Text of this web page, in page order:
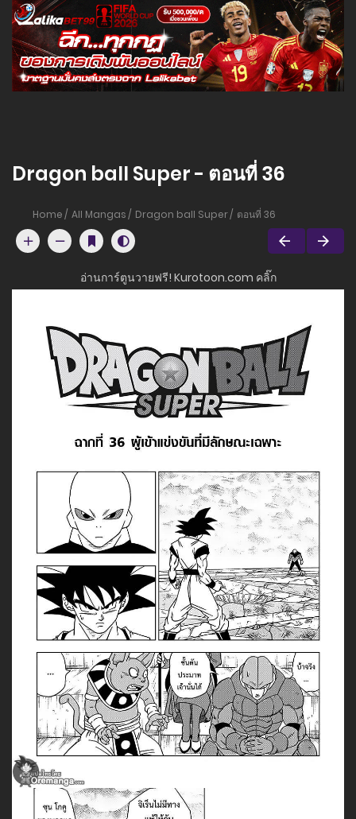
Dragon ball Super - ตอนที่ 36
Home All Mangas Dragon ball Super ตอนที่ 36
อ่านการ์ตูนวายฟรี! Kurotoon.com คลิ๊ก